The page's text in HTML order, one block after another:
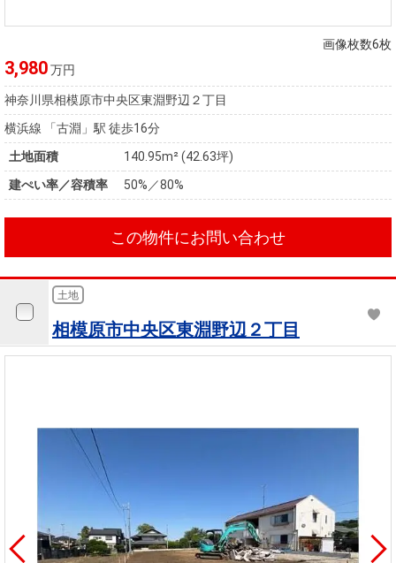
画像枚数6枚
3,980万円
神奈川県相模原市中央区東淵野辺２丁目
横浜線 「古淵」駅 徒歩16分
土地面積
140.95m² (42.63坪)
建ぺい率／容積率
50%／80%
この物件にお問い合わせ
土地
相模原市中央区東淵野辺２丁目